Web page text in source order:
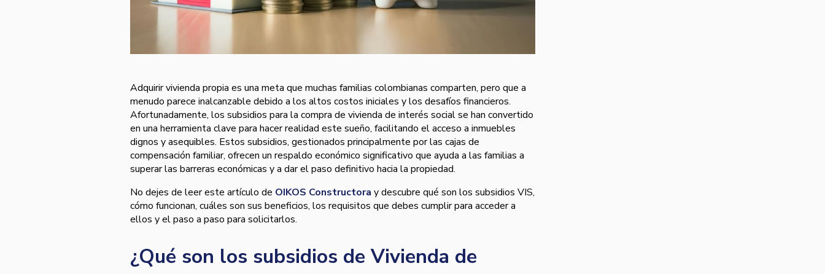
Adquirir vivienda propia es una meta que muchas familias colombianas comparten, pero que a
menudo parece inalcanzable debido a los altos costos iniciales y los desafíos financieros.
Afortunadamente, los subsidios para la compra de vivienda de interés social se han convertido
en una herramienta clave para hacer realidad este sueño, facilitando el acceso a inmuebles
dignos y asequibles. Estos subsidios, gestionados principalmente por las cajas de
compensación familiar, ofrecen un respaldo económico significativo que ayuda a las familias a
superar las barreras económicas y a dar el paso definitivo hacia la propiedad.
No dejes de leer este artículo de OIKOS Constructora y descubre qué son los subsidios VIS,
cómo funcionan, cuáles son sus beneficios, los requisitos que debes cumplir para acceder a
ellos y el paso a paso para solicitarlos.
¿Qué son los subsidios de Vivienda de